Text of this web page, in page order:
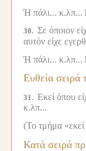
Ή πάλι... κ.λπ...
30. Σε όποιον
αυτόν είχε
Ή πάλι... κ.λπ...
Ευθεία σειρά
31. Εκεί όπου
κ.λπ...
(Το τμήμα «εκεί
Κατά σειρά